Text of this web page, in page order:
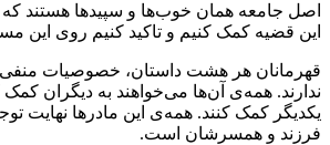
اصل جامعه همان خوب‌ها و سپیدها هستند که
این قضیه کمک کنیم و تاکید کنیم روی این
قهرمانان هر هشت داستان، خصوصیات
ندارند. همه‌ی آن‌ها می‌خواهند به دیگران کمک
یکدیگر کمک کنند. همه‌ی این مادرها نهایت
فرزند و همسرشان است.